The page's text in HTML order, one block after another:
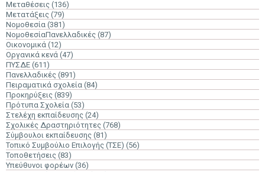
Μεταθέσεις (136)
Μετατάξεις (79)
Νομοθεσία (381)
ΝομοθεσίαΠανελλαδικές (87)
Οικονομικά (12)
Οργανικά κενά (47)
ΠΥΣΔΕ (611)
Πανελλαδικές (891)
Πειραματικά σχολεία (84)
Προκηρύξεις (839)
Πρότυπα Σχολεία (53)
Στελέχη εκπαίδευσης (24)
Σχολικές Δραστηριότητες (768)
Σύμβουλοι εκπαίδευσης (81)
Τοπικό Συμβούλιο Επιλογής (ΤΣΕ) (56)
Τοποθετήσεις (83)
Υπεύθυνοι φορέων (36)